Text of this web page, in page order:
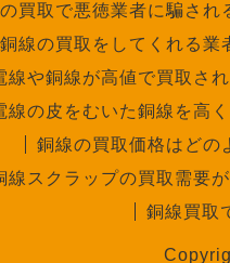
買取で悪徳業者に騙され
銅線の買取をしてくれる業
線や銅線が高値で買取さ
線の皮をむいた銅線を高
銅線の買取価格はどの
線スクラップの買取需要
銅線買取